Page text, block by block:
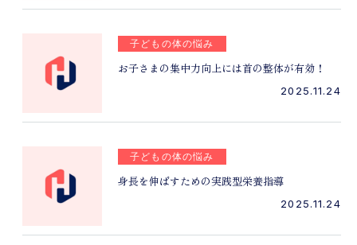
子どもの体の悩み
お子さまの集中力向上には首の整体が有効！
2025.11.24
子どもの体の悩み
身長を伸ばすための実践型栄養指導
2025.11.24